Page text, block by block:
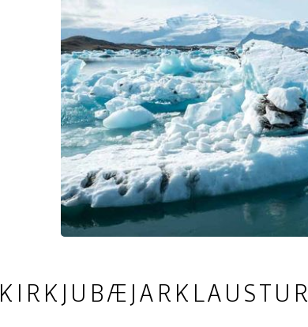
KIRKJUBÆJARKLAUSTUR